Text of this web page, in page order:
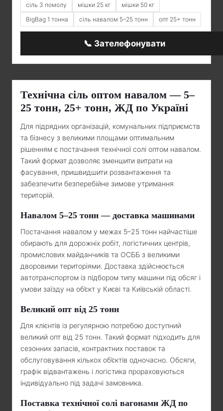
сіль 3 помолу
мішки 25 кг
мішки 50 кг
BigBag 1 тонна
сіль навалом 5–25 тонн опт 25+ тонн
📞 Зателефонувати
Технічна сіль оптом навалом — 5–
25 тонн, 25+ тонн, ЖД по Україні
Для підрядних організацій, комунальних підприємств
та бізнесу з великими площами оптимальним
рішенням є постачання технічної солі оптом навалом.
Такий формат дозволяє зменшити витрати на
фасування, пришвидшити розвантаження та
забезпечити безперебійне зимове утримання
територій.
Навалом 5–25 тонн — доставка машинами
Постачання навалом у межах 5–25 тонн найчастіше
обирають для дорожніх робіт, логістичних центрів,
промислових майданчиків та ОСББ з великими
дворовими територіями. Доставка здійснюється
автотранспортом із підбором типу машини під обсяг і
умови заїзду на об’єкт у Києві та Київській області.
Великий опт від 25 тонн
Для клієнтів із регулярною потребою доступний
великий опт від 25 тонн. Такий формат підходить для
сезонних запасів, контрактних поставок та
обслуговування кількох об’єктів одночасно. Обсяги,
графік відвантажень і логістика прораховуються
індивідуально під задачі замовника.
Поставка технічної солі вагонами ЖД по